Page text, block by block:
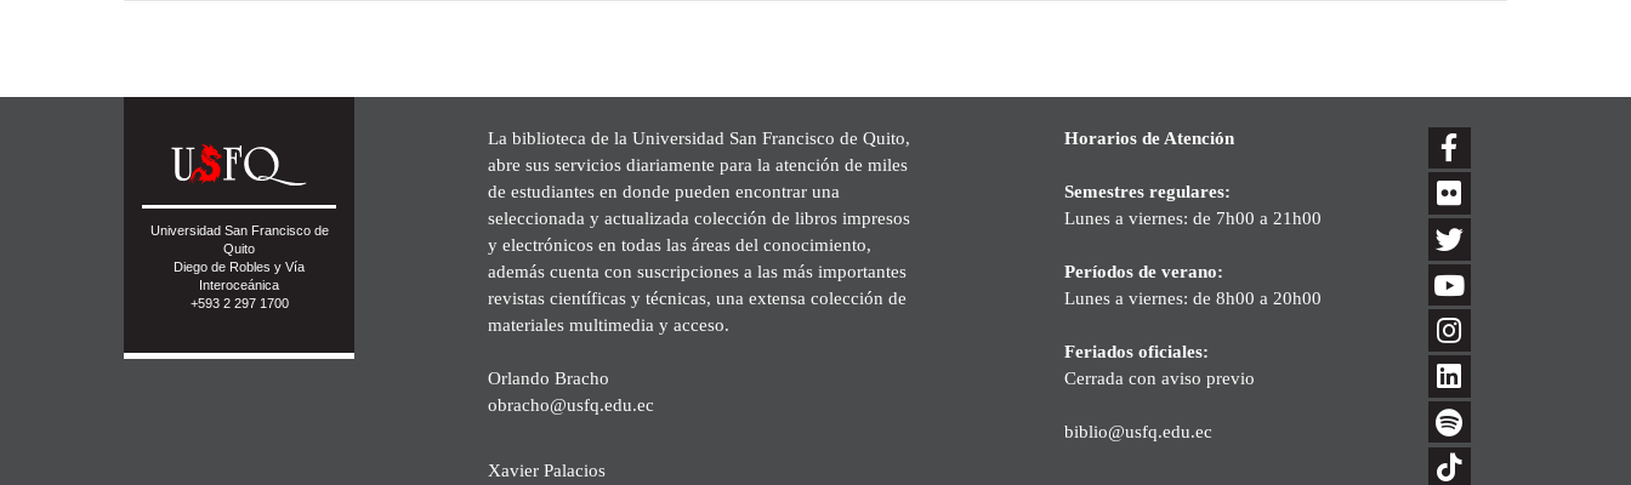
Universidad San Francisco de
Quito
Diego de Robles y Vía
Interoceánica
+593 2 297 1700
La biblioteca de la Universidad San Francisco de Quito,
abre sus servicios diariamente para la atención de miles
de estudiantes en donde pueden encontrar una
seleccionada y actualizada colección de libros impresos
y electrónicos en todas las áreas del conocimiento,
además cuenta con suscripciones a las más importantes
revistas científicas y técnicas, una extensa colección de
materiales multimedia y acceso.
Orlando Bracho
obracho@usfq.edu.ec
Xavier Palacios
Horarios de Atención
Semestres regulares:
Lunes a viernes: de 7h00 a 21h00
Períodos de verano:
Lunes a viernes: de 8h00 a 20h00
Feriados oficiales:
Cerrada con aviso previo
biblio@usfq.edu.ec